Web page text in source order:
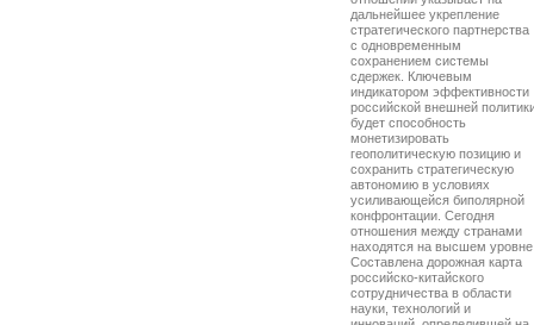
дальнейшее укрепление
стратегического партнерства
с одновременным
сохранением системы
сдержек. Ключевым
индикатором эффективности
российской внешней
будет способность
монетизировать
геополитическую позицию и
сохранить стратегическую
автономию в условиях
усиливающейся биполярной
конфронтации. Сегодня
отношения между странами
находятся на высшем
Составлена дорожная карта
российско-китайского
сотрудничества в области
науки, технологий и